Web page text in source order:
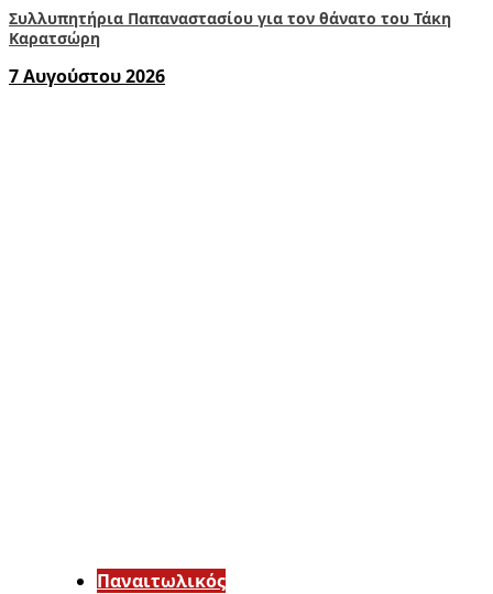
Συλλυπητήρια Παπαναστασίου για τον θάνατο του Τάκη
Καρατσώρη
7 Αυγούστου 2026
Παναιτωλικός